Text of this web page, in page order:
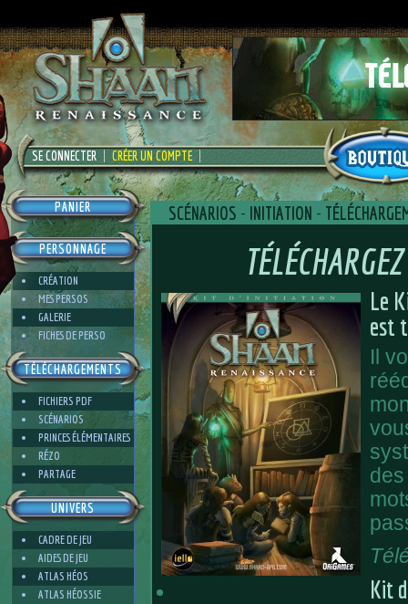
SE CONNECTER CRÉER UN COMPTE
PANIER
PERSONNAGE
CRÉATION
MES PERSOS
GALERIE
FICHES DE PERSO
TÉLÉCHARGEMENTS
FICHIERS PDF
SCÉNARIOS
PRINCES ÉLÉMENTAIRES
RÉZO
PARTAGE
UNIVERS
CADRE DE JEU
AIDES DE JEU
ATLAS HÉOS
ATLAS HÉOSSIE
SCÉNARIOS - INITIATION -
Le
est
Il
Kit